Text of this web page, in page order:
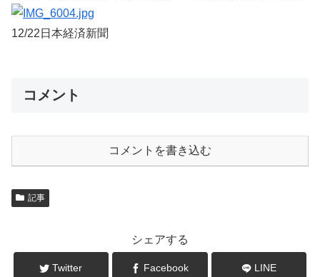
12/22日本経済新聞
コメント
コメントを書き込む
記事
シェアする
Twitter Facebook LINE